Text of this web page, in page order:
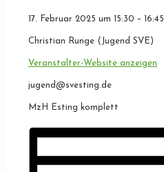
17. Februar 2025 um 15:30 – 16:45
Christian Runge (Jugend SVE)
Veranstalter-Website anzeigen
jugend@svesting.de
MzH Esting komplett